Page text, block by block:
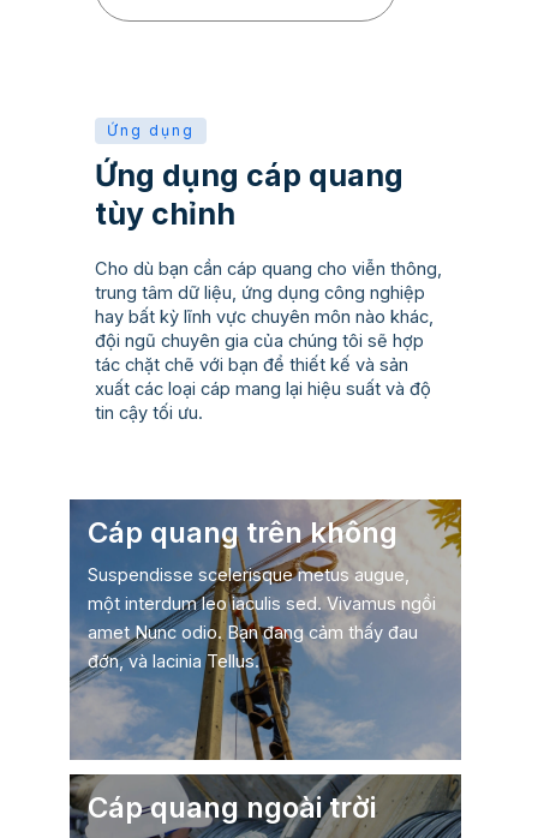
Ứng dụng
Ứng dụng cáp quang
tùy chỉnh
Cho dù bạn cần cáp quang cho viễn thông,
trung tâm dữ liệu, ứng dụng công nghiệp
hay bất kỳ lĩnh vực chuyên môn nào khác,
đội ngũ chuyên gia của chúng tôi sẽ hợp
tác chặt chẽ với bạn để thiết kế và sản
xuất các loại cáp mang lại hiệu suất và độ
tin cậy tối ưu.
Cáp quang trên không
Suspendisse scelerisque metus augue,
một interdum leo iaculis sed. Vivamus ngồi
amet Nunc odio. Bạn đang cảm thấy đau
đớn, và lacinia Tellus.
Cáp quang ngoài trời